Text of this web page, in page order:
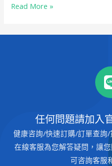
Read More »
任何問題請加入
健康咨詢/快速訂購/訂單查詢
在線客服為您解答疑問，讓
可咨詢客服